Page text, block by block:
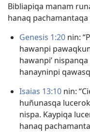
Bibliapiqa manam
hanaq
Genesis 1:20 nin:
hawanpi
hawanpi’
hanayninpi
Isaias 13:10 nin:
huñunasqa
nispa. Kaypiqa
hanaq